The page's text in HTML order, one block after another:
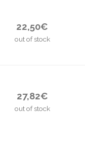
22,50€
out of stock
27,82€
out of stock